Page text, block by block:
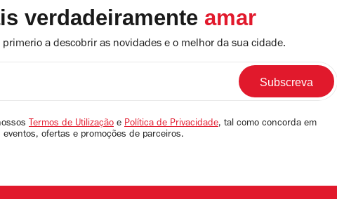
verdadeiramente amar
a descobrir as novidades e o melhor da sua cidade.
Termos de Utilização e Política de Privacidade, tal como concorda em
ofertas e promoções de parceiros.